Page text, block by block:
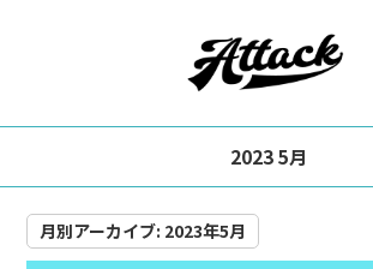
2023 5月
月別アーカイブ: 2023年5月